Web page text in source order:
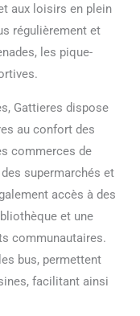
aux loisirs en plein
régulièrement et
les pique-
Gattieres dispose
au confort des
commerces de
supermarchés et
accès à des
et une
communautaires.
bus, permettent
facilitant ainsi